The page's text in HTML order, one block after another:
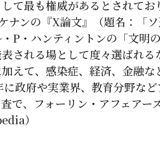
て最も権威があるとされて
ナンの『X論文』（題名：「
P・ハンティントンの「文明
される場として度々選ばれる
えて、感染症、経済、金融
政府や実業界、教育分野な
で、フォーリン・アフェア
）